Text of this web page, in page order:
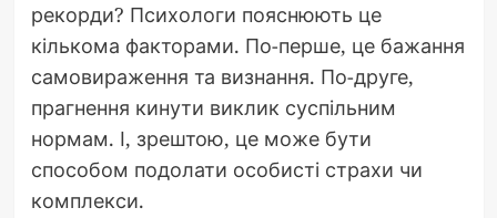
рекорди? Психологи пояснюють це
кількома факторами. По-перше, це бажання
самовираження та визнання. По-друге,
прагнення кинути виклик суспільним
нормам. І, зрештою, це може бути
способом подолати особисті страхи чи
комплекси.